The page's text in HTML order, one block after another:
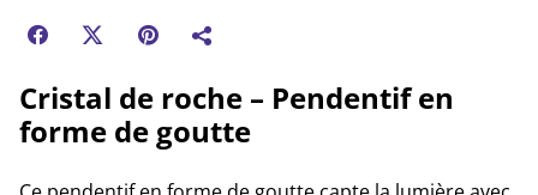
Cristal de roche – Pendentif en
forme de goutte